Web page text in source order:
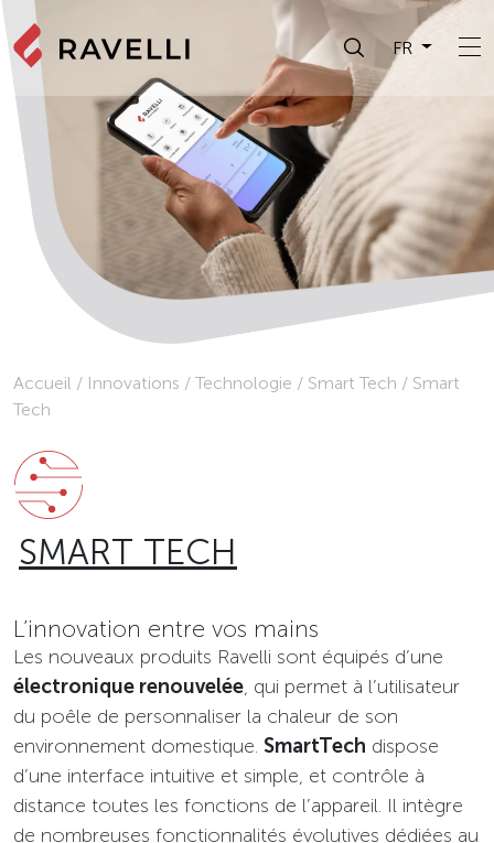
FR
Accueil / Innovations / Technologie / Smart Tech / Smart
Tech
SMART TECH
L’innovation entre vos mains
Les nouveaux produits Ravelli sont équipés d’une
électronique renouvelée, qui permet à l’utilisateur
du poêle de personnaliser la chaleur de son
environnement domestique. SmartTech dispose
d’une interface intuitive et simple, et contrôle à
distance toutes les fonctions de l’appareil. Il intègre
de nombreuses fonctionnalités évolutives dédiées au